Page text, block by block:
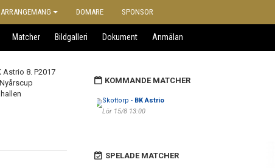
ARRANGEMANG DOMARE SPONSOR
Matcher Bildgalleri Dokument Anmälan
KOMMANDE MATCHER
Skottorp - BK Astrio
Lör 15/8 13:00
SPELADE MATCHER